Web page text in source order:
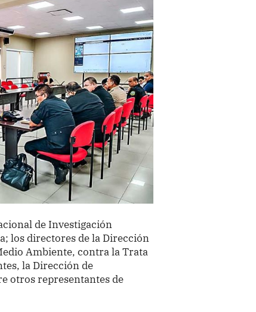
de Investigación
los directores de la Dirección
Ambiente, contra la Trata
la Dirección de
otros representantes de